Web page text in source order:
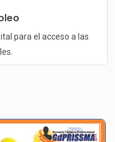
para el acceso a las